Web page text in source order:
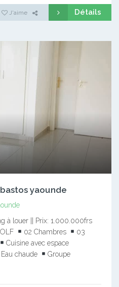
J'aime Détails
yaounde
à louer || Prix: 1.000.000frs
02 Chambres
03
Cuisine avec espace
Eau chaude
Groupe